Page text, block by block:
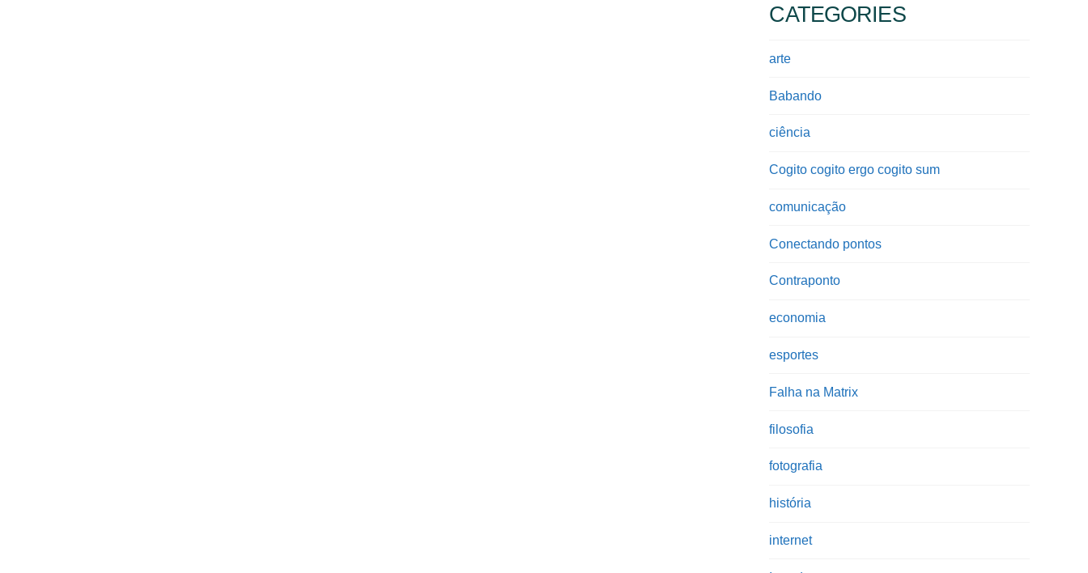
CATEGORIES
arte
Babando
ciência
Cogito cogito ergo cogito sum
comunicação
Conectando pontos
Contraponto
economia
esportes
Falha na Matrix
filosofia
fotografia
história
internet